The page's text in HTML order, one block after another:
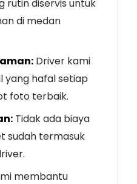
rutin diservis untuk
di medan
Driver kami
yang hafal setiap
foto terbaik.
Tidak ada biaya
sudah termasuk
membantu